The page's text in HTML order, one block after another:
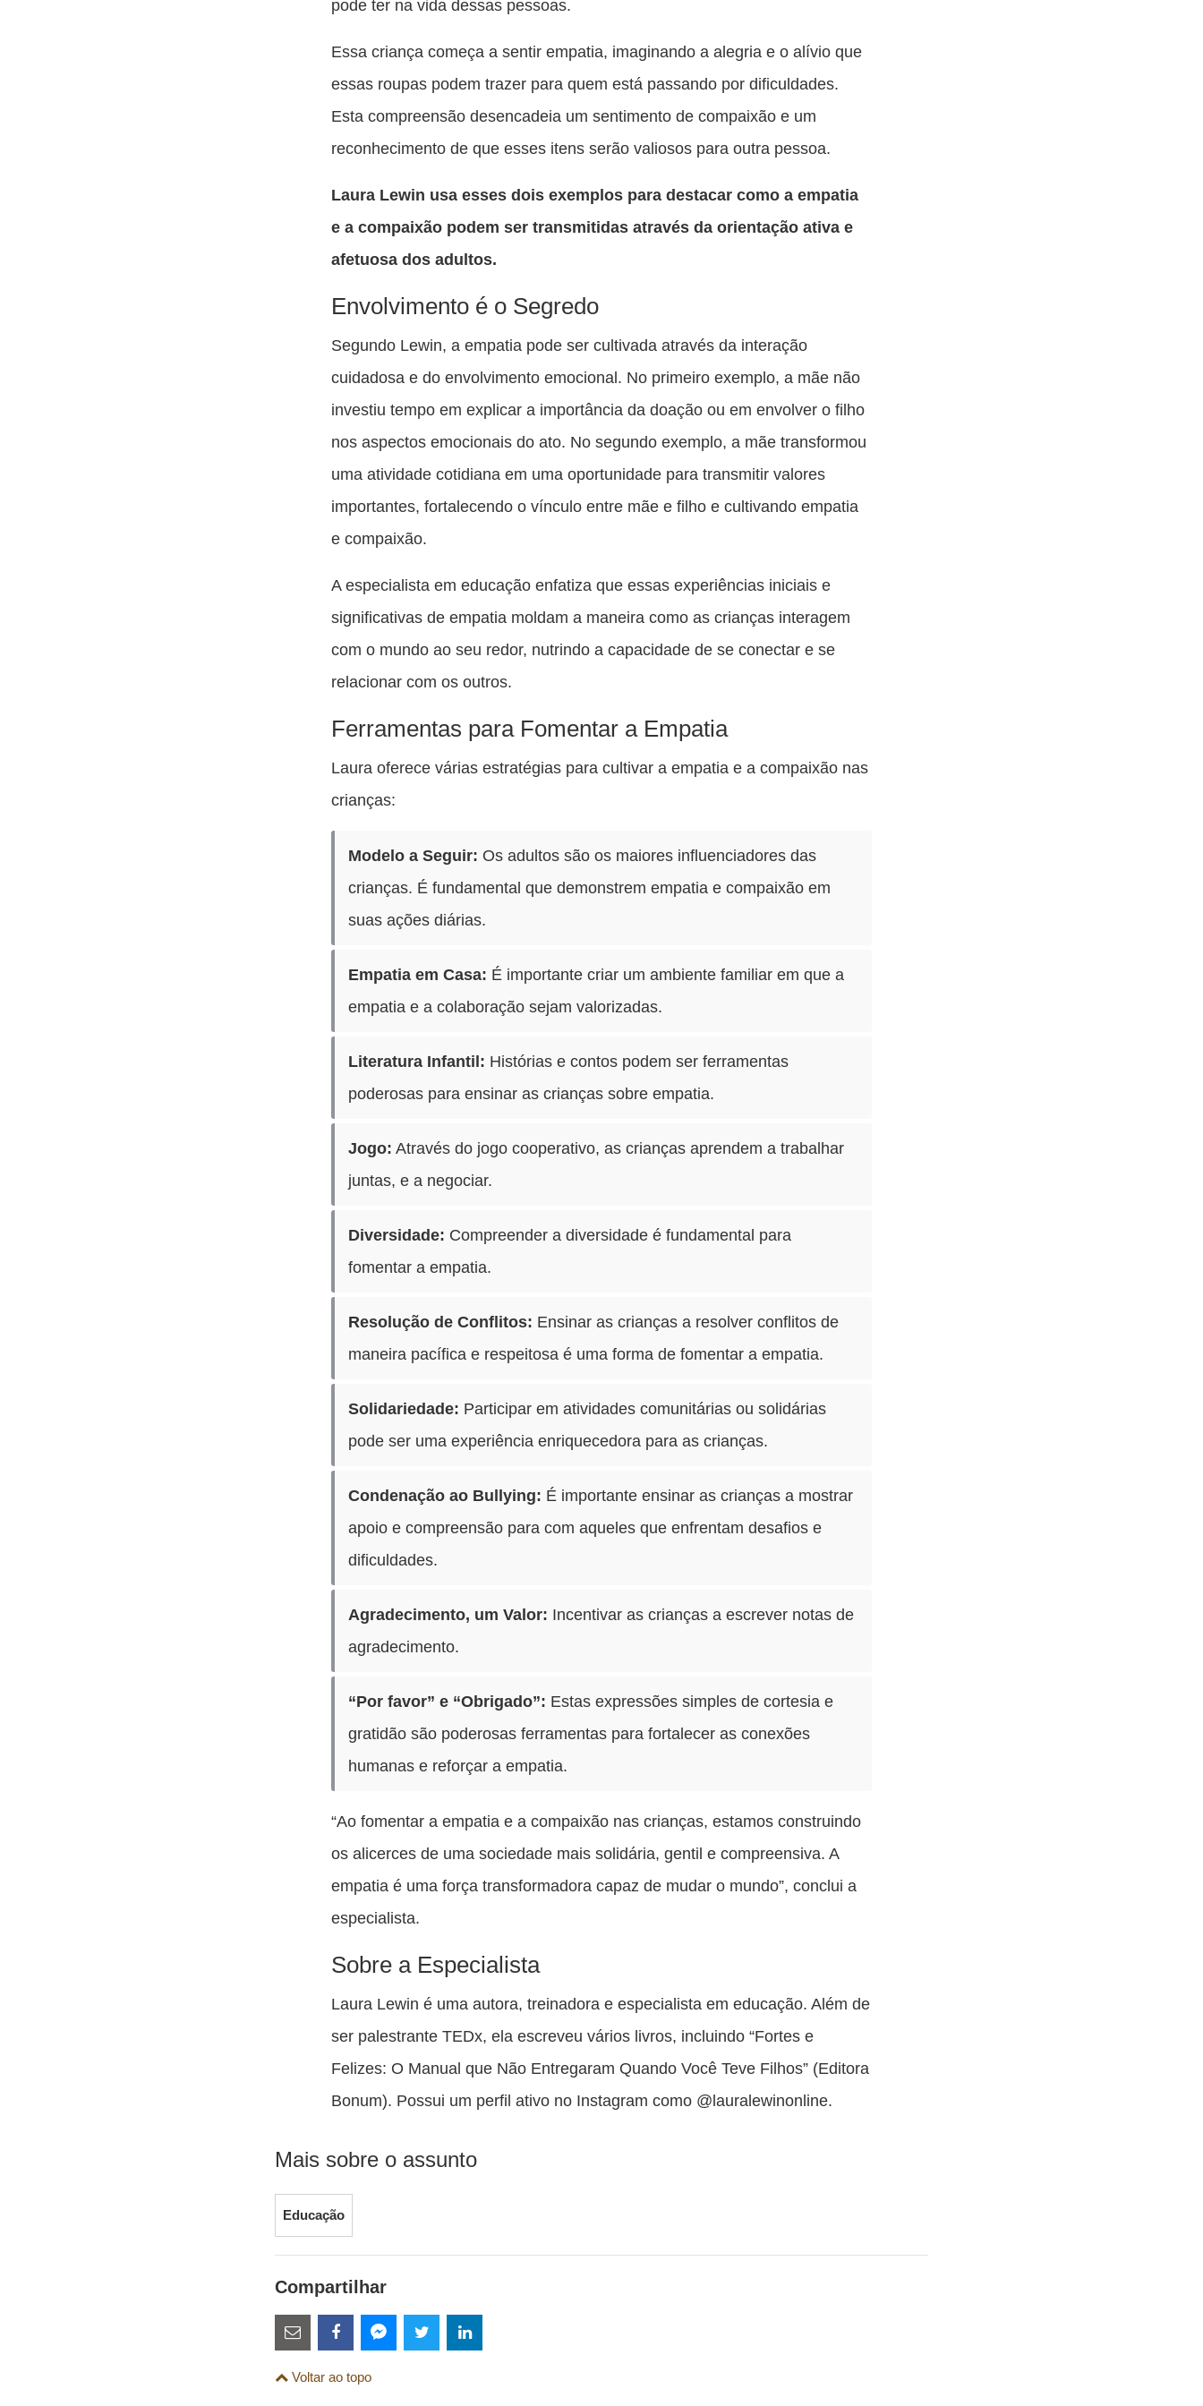
pode ter na vida dessas pessoas.
Essa criança começa a sentir empatia, imaginando a alegria e o alívio que
essas roupas podem trazer para quem está passando por dificuldades.
Esta compreensão desencadeia um sentimento de compaixão e um
reconhecimento de que esses itens serão valiosos para outra pessoa.
Laura Lewin usa esses dois exemplos para destacar como a empatia
e a compaixão podem ser transmitidas através da orientação ativa e
afetuosa dos adultos.
Envolvimento é o Segredo
Segundo Lewin, a empatia pode ser cultivada através da interação
cuidadosa e do envolvimento emocional. No primeiro exemplo, a mãe não
investiu tempo em explicar a importância da doação ou em envolver o filho
nos aspectos emocionais do ato. No segundo exemplo, a mãe transformou
uma atividade cotidiana em uma oportunidade para transmitir valores
importantes, fortalecendo o vínculo entre mãe e filho e cultivando empatia
e compaixão.
A especialista em educação enfatiza que essas experiências iniciais e
significativas de empatia moldam a maneira como as crianças interagem
com o mundo ao seu redor, nutrindo a capacidade de se conectar e se
relacionar com os outros.
Ferramentas para Fomentar a Empatia
Laura oferece várias estratégias para cultivar a empatia e a compaixão nas
crianças:
Modelo a Seguir: Os adultos são os maiores influenciadores das
crianças. É fundamental que demonstrem empatia e compaixão em
suas ações diárias.
Empatia em Casa: É importante criar um ambiente familiar em que a
empatia e a colaboração sejam valorizadas.
Literatura Infantil: Histórias e contos podem ser ferramentas
poderosas para ensinar as crianças sobre empatia.
Jogo: Através do jogo cooperativo, as crianças aprendem a trabalhar
juntas, e a negociar.
Diversidade: Compreender a diversidade é fundamental para
fomentar a empatia.
Resolução de Conflitos: Ensinar as crianças a resolver conflitos de
maneira pacífica e respeitosa é uma forma de fomentar a empatia.
Solidariedade: Participar em atividades comunitárias ou solidárias
pode ser uma experiência enriquecedora para as crianças.
Condenação ao Bullying: É importante ensinar as crianças a mostrar
apoio e compreensão para com aqueles que enfrentam desafios e
dificuldades.
Agradecimento, um Valor: Incentivar as crianças a escrever notas de
agradecimento.
“Por favor” e “Obrigado”: Estas expressões simples de cortesia e
gratidão são poderosas ferramentas para fortalecer as conexões
humanas e reforçar a empatia.
“Ao fomentar a empatia e a compaixão nas crianças, estamos construindo
os alicerces de uma sociedade mais solidária, gentil e compreensiva. A
empatia é uma força transformadora capaz de mudar o mundo”, conclui a
especialista.
Sobre a Especialista
Laura Lewin é uma autora, treinadora e especialista em educação. Além de
ser palestrante TEDx, ela escreveu vários livros, incluindo “Fortes e
Felizes: O Manual que Não Entregaram Quando Você Teve Filhos” (Editora
Bonum). Possui um perfil ativo no Instagram como @lauralewinonline.
Mais sobre o assunto
Educação
Compartilhar
Estes
links
são
esta
Voltar ao topo